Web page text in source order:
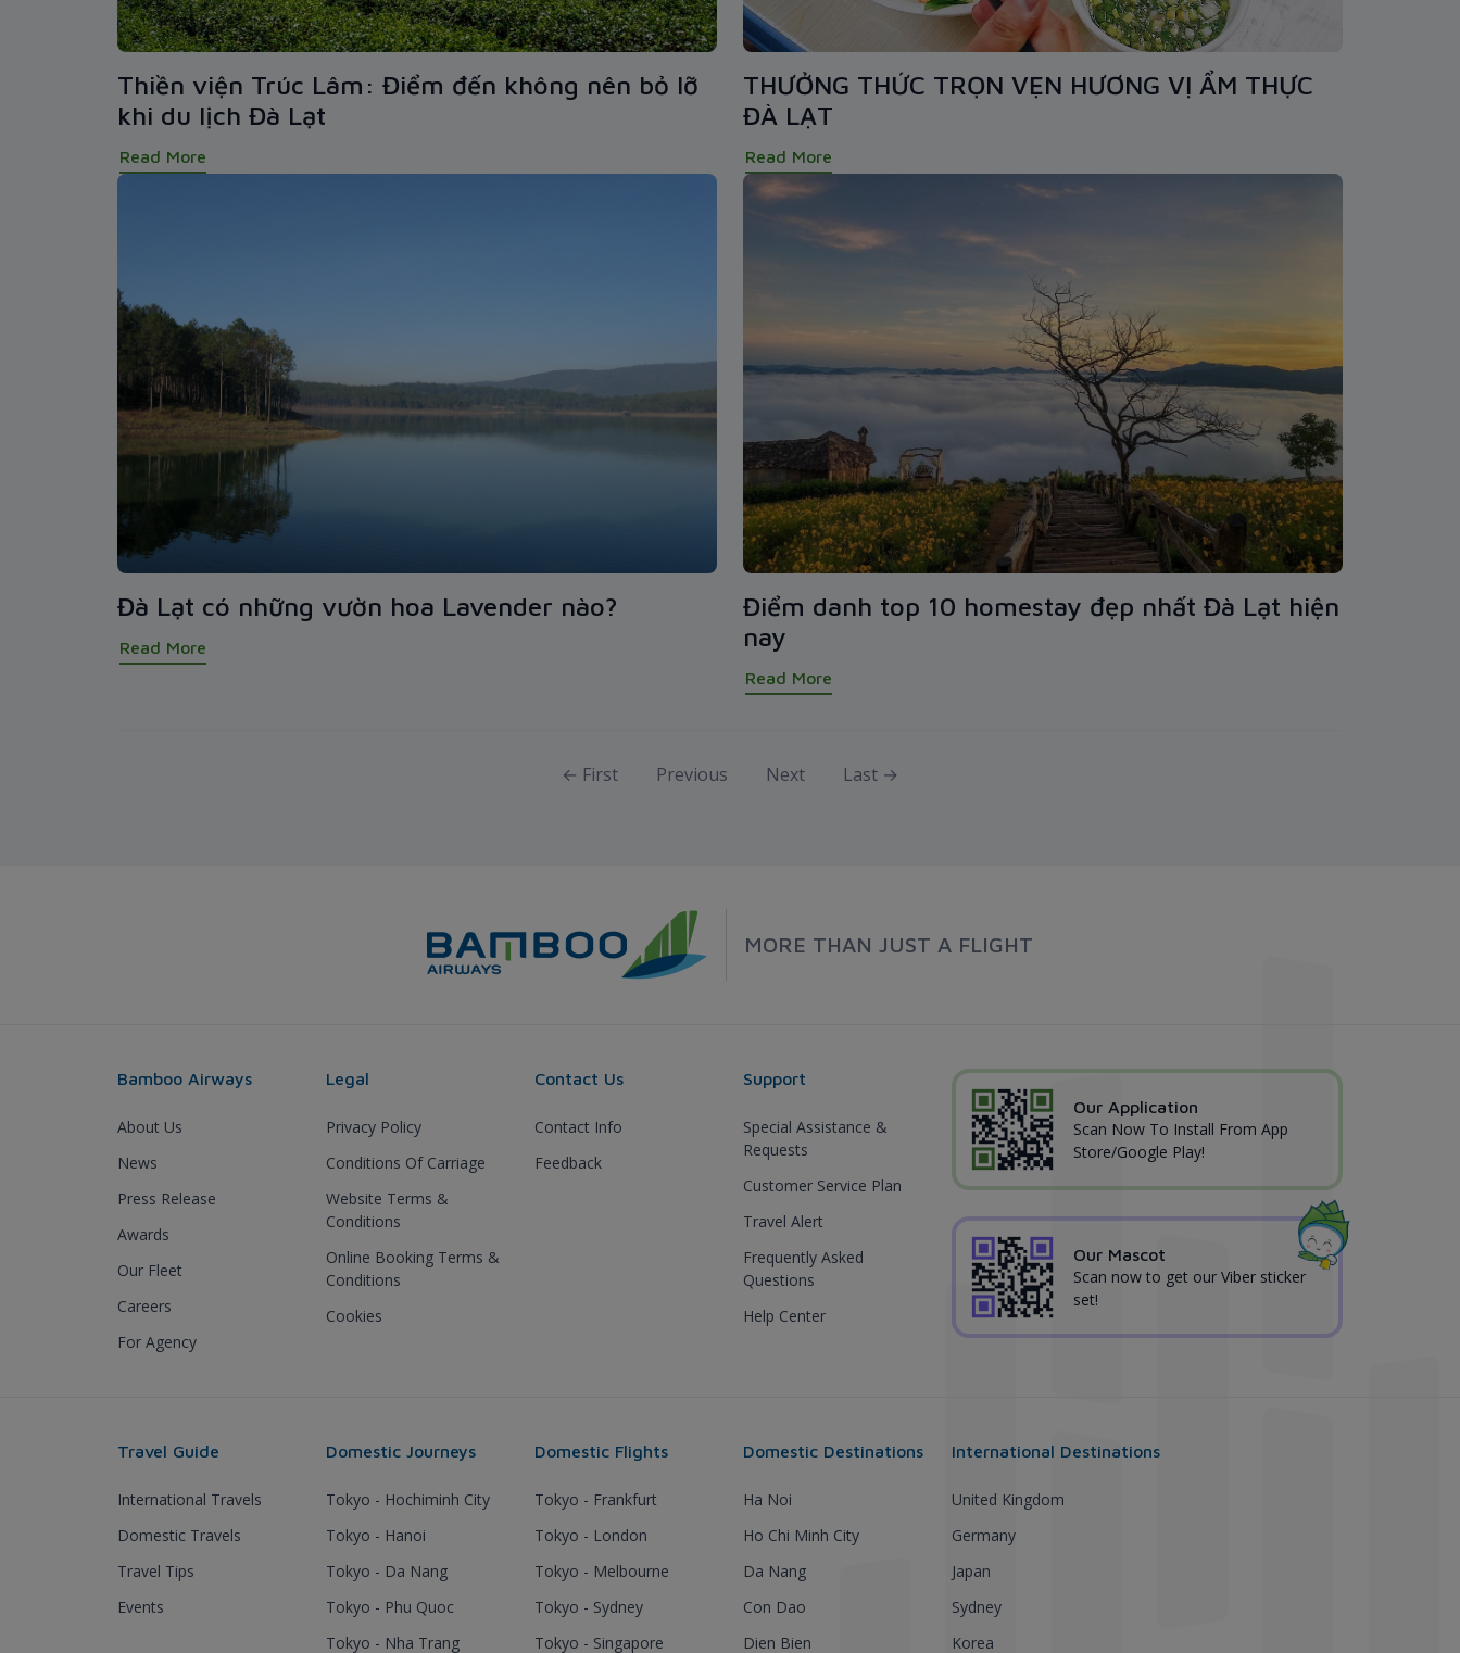
Thiền viện Trúc Lâm: Điểm đến không nên bỏ lỡ
khi du lịch Đà Lạt
Read More
THƯỞNG THỨC TRỌN VẸN HƯƠNG VỊ ẨM THỰC
ĐÀ LẠT
Read More
Đà Lạt có những vườn hoa Lavender nào?
Read More
Điểm danh top 10 homestay đẹp nhất Đà Lạt hiện
nay
Read More
← First Previous Next Last →
MORE THAN JUST A FLIGHT
Bamboo Airways
About Us
News
Press Release
Awards
Our Fleet
Careers
For Agency
Legal
Privacy Policy
Conditions Of Carriage
Website Terms &
Conditions
Online Booking Terms &
Conditions
Cookies
Contact Us
Contact Info
Feedback
Support
Special Assistance &
Requests
Customer Service Plan
Travel Alert
Frequently Asked
Questions
Help Center
Our Application
Scan Now To Install From App
Store/Google Play!
Our Mascot
Scan now to get our Viber sticker
set!
Travel Guide
International Travels
Domestic Travels
Travel Tips
Events
Domestic Journeys
Tokyo - Hochiminh City
Tokyo - Hanoi
Tokyo - Da Nang
Tokyo - Phu Quoc
Tokyo - Nha Trang
Domestic Flights
Tokyo - Frankfurt
Tokyo - London
Tokyo - Melbourne
Tokyo - Sydney
Tokyo - Singapore
Domestic Destinations
Ha Noi
Ho Chi Minh City
Da Nang
Con Dao
Dien Bien
International Destinations
United Kingdom
Germany
Japan
Sydney
Korea